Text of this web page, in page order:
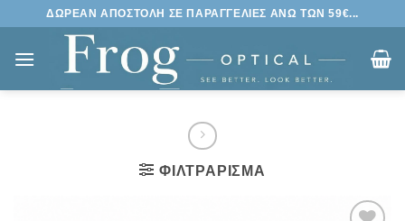
Μετάβαση
περιεχόμενο
ΔΩΡΕΑΝ ΑΠΟΣΤΟΛΗ ΣΕ ΠΑΡΑΓΓΕΛΙΕΣ ΑΝΩ ΤΩΝ 59€...
ΦΙΛΤΡΆΡΙΣΜΑ